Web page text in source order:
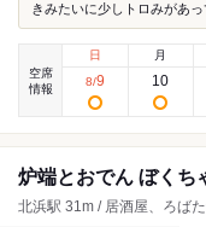
きみたいに少しトロみがあ
空席
情報
日
8/9
月
10
炉端とおでん ぼくち
北浜駅 31m / 居酒屋、ろば